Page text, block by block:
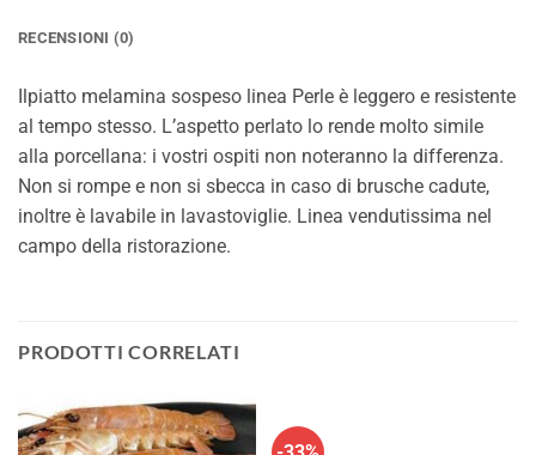
RECENSIONI (0)
Ilpiatto melamina sospeso linea Perle è leggero e resistente
al tempo stesso. L’aspetto perlato lo rende molto simile
alla porcellana: i vostri ospiti non noteranno la differenza.
Non si rompe e non si sbecca in caso di brusche cadute,
inoltre è lavabile in lavastoviglie. Linea vendutissima nel
campo della ristorazione.
PRODOTTI CORRELATI